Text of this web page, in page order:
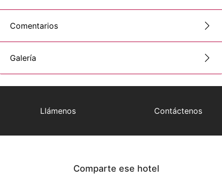
Comentarios
Galería
Llámenos Contáctenos
Comparte ese hotel